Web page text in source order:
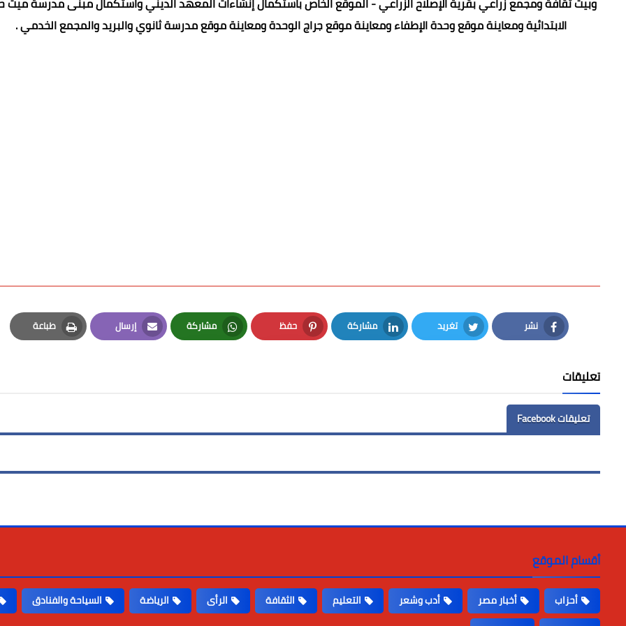
الابتدائية ومعاينة موقع وحدة الإطفاء ومعاينة موقع جراج الوحدة ومعاينة موقع مدرسة ثانوي والبريد والمجمع الخدمي .
نشر
Facebook
تغريد
Twitter
مشاركة
LinkedIn
حفظ
Pinterest
مشاركة
Whatsapp
إرسال
Email
طباعة
Print
تعليقات
تعليقات Facebook
أقسام الموقع
أحزاب أخبار مصر أدب وشعر التعليم الثقافة الرأى الرياضة
السياحة والفنادق